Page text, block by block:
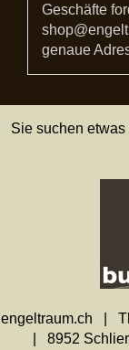
Geschäfte
genaue
Sie suchen
engeltraum.ch |
| 8952